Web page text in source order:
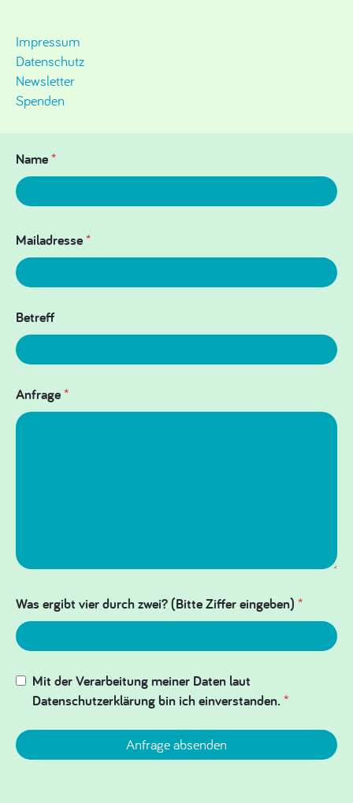
Impressum
Datenschutz
Newsletter
Spenden
Name*
Mailadresse*
Betreff
Anfrage*
Was ergibt vier durch zwei? (Bitte Ziffer eingeben) *
Mit der Verarbeitung meiner Daten laut
Datenschutzerklärung bin ich einverstanden. *